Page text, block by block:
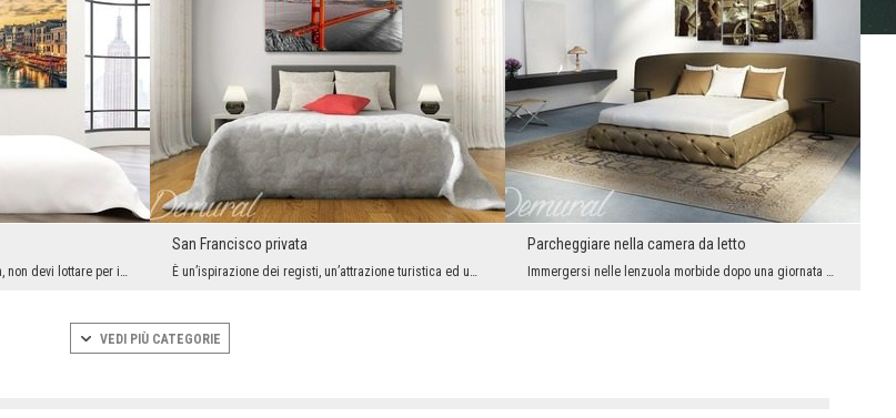
Lì, dove vuoi svegliare la bellezza, non devi lottare per il fascino e l’incanto - basta che camb...
San Francisco privata
È un’ispirazione dei registi, un’attrazione turistica ed un simbolo di San Francisco. Ed oltre a ...
Parcheggiare nella camera da letto
Immergersi nelle lenzuola morbide dopo una giornata di lavoro? Idillio! La visione idilliaca di r...
VEDI PIÙ CATEGORIE